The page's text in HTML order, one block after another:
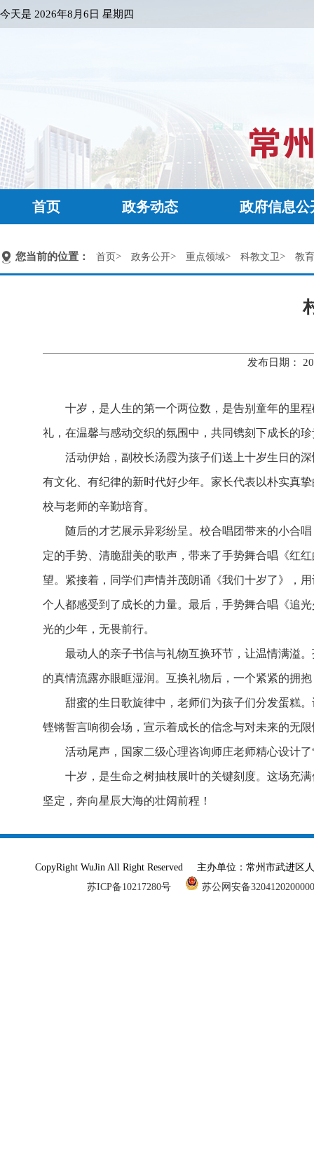
今天是 2026年8月6日 星期四
首页 政务动态 政府信息公
您当前的位置： 首页> 政务公开> 重点领域> 科教文卫> 教
发布日期：
十岁，是人生的第一个两位数，是告别童年的里
礼，在温馨与感动交织的氛围中，共同镌刻下成长的
活动伊始，副校长汤霞为孩子们送上十岁生日的
有文化、有纪律的新时代好少年。家长代表以朴实真
校与老师的辛勤培育。
随后的才艺展示异彩纷呈。校合唱团带来的小合
定的手势、清脆甜美的歌声，带来了手势舞合唱《红
望。紧接着，同学们声情并茂朗诵《我们十岁了》，
个人都感受到了成长的力量。最后，手势舞合唱《追
光的少年，无畏前行。
最动人的亲子书信与礼物互换环节，让温情满溢
的真情流露亦眼眶湿润。互换礼物后，一个紧紧的拥
甜蜜的生日歌旋律中，老师们为孩子们分发蛋糕
铿锵誓言响彻会场，宣示着成长的信念与对未来的无
活动尾声，国家二级心理咨询师庄老师精心设计
十岁，是生命之树抽枝展叶的关键刻度。这场充
坚定，奔向星辰大海的壮阔前程！
CopyRight WuJin All Right Reserved 主办单位：常州市武进
苏ICP备10217280号
苏公网安备